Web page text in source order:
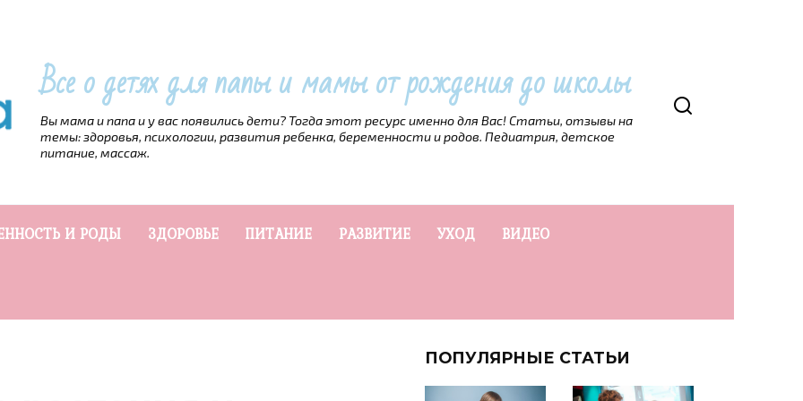
Все о детях для папы и мамы от рождения до школы
Вы мама и папа и у вас появились дети? Тогда этот ресурс именно для Вас! Статьи, отзывы на
темы: здоровья, психологии, развития ребенка, беременности и родов. Педиатрия, детское
питание, массаж.
И РОДЫ ЗДОРОВЬЕ ПИТАНИЕ РАЗВИТИЕ УХОД ВИДЕО
ПОПУЛЯРНЫЕ СТАТЬИ